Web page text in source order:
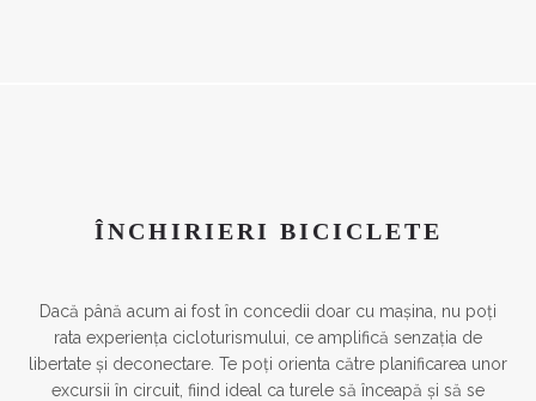
ÎNCHIRIERI BICICLETE
Dacă până acum ai fost în concedii doar cu mașina, nu poți
rata experiența cicloturismului, ce amplifică senzația de
libertate și deconectare. Te poți orienta către planificarea unor
excursii în circuit, fiind ideal ca turele să înceapă și să se